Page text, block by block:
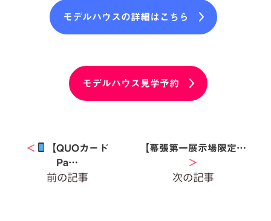
モデルハウスの詳細はこちら
モデルハウス見学予約
＜
【QUOカード
Pa…
【幕張第一展示場限定…
＞